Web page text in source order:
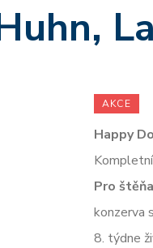
AKCE
Happy
Pro
konzerva
8. týdne